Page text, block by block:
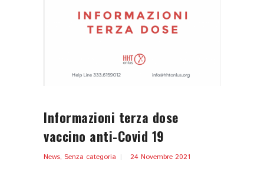
Informazioni terza dose
vaccino anti-Covid 19
News, Senza categoria 24 Novembre 2021